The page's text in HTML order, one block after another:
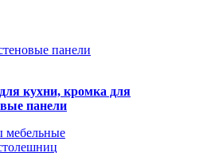
кухни, кромка для
панели